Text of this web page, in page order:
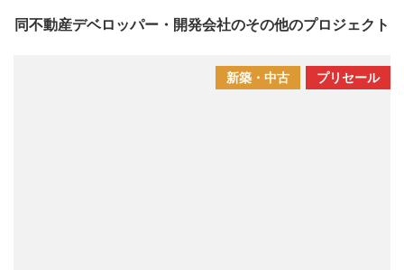
同不動産デベロッパー・開発会社のその他のプロジェクト
プリセール
新築・中古